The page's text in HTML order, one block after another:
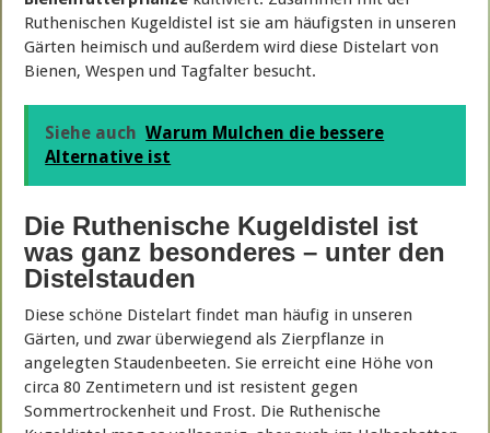
Ruthenischen Kugeldistel ist sie am häufigsten in unseren
Gärten heimisch und außerdem wird diese Distelart von
Bienen, Wespen und Tagfalter besucht.
Siehe auch Warum Mulchen die bessere
Alternative ist
Die Ruthenische Kugeldistel ist
was ganz besonderes – unter den
Distelstauden
Diese schöne Distelart findet man häufig in unseren
Gärten, und zwar überwiegend als Zierpflanze in
angelegten Staudenbeeten. Sie erreicht eine Höhe von
circa 80 Zentimetern und ist resistent gegen
Sommertrockenheit und Frost. Die Ruthenische